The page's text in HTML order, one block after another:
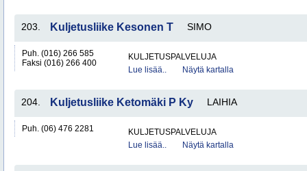
203. Kuljetusliike Kesonen T SIMO
Puh. (016) 266 585
Faksi (016) 266 400
KULJETUSPALVELUJA
Lue lisää..
Näytä kartalla
204. Kuljetusliike Ketomäki P Ky LAIHIA
Puh. (06) 476 2281
KULJETUSPALVELUJA
Lue lisää..
Näytä kartalla